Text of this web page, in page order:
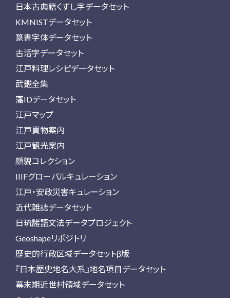
日本古典籍くずし字データセット
KMNISTデータセット
篆書字体データセット
古活字データセット
江戸料理レシピデータセット
武鑑全集
藩IDデータセット
江戸マップ
江戸買物案内
江戸観光案内
顔貌コレクション
IIIFグローバルキュレーション
江戸・安政災害キュレーション
近代雑誌データセット
日琉諸語文法データプロジェクト
Geoshapeリポジトリ
歴史的行政区域データセットβ版
『日本歴史地名大系』地名項目データセット
幕末期近世村領域データセット